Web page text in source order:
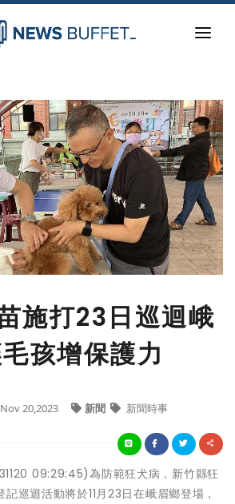
施打23日巡迴峨
孩增保護力
Nov 20,2023 新聞 新聞時事
09:29:45)為防範狂犬病，新竹縣狂
巡迴活動將於11月23日在峨眉鄉登場，